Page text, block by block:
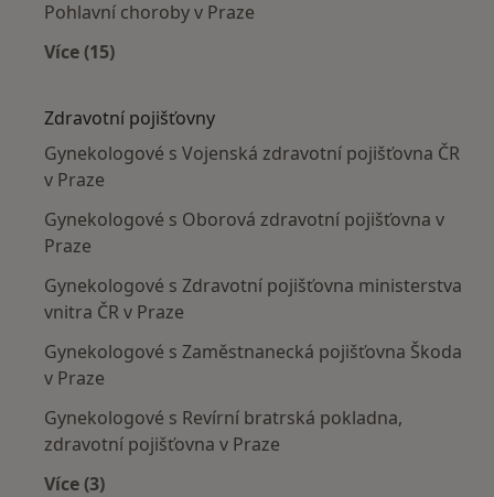
Pohlavní choroby v Praze
Více (15)
Zdravotní pojišťovny
Gynekologové s Vojenská zdravotní pojišťovna ČR
v Praze
Gynekologové s Oborová zdravotní pojišťovna v
Praze
Gynekologové s Zdravotní pojišťovna ministerstva
vnitra ČR v Praze
Gynekologové s Zaměstnanecká pojišťovna Škoda
v Praze
Gynekologové s Revírní bratrská pokladna,
zdravotní pojišťovna v Praze
Více (3)